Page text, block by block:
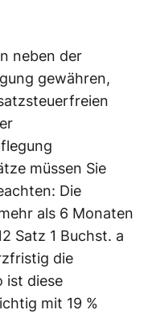
neben der
gewähren,
müssen Sie
Die
als 6 Monaten
Satz 1 Buchst. a
die
ist diese
mit 19 %